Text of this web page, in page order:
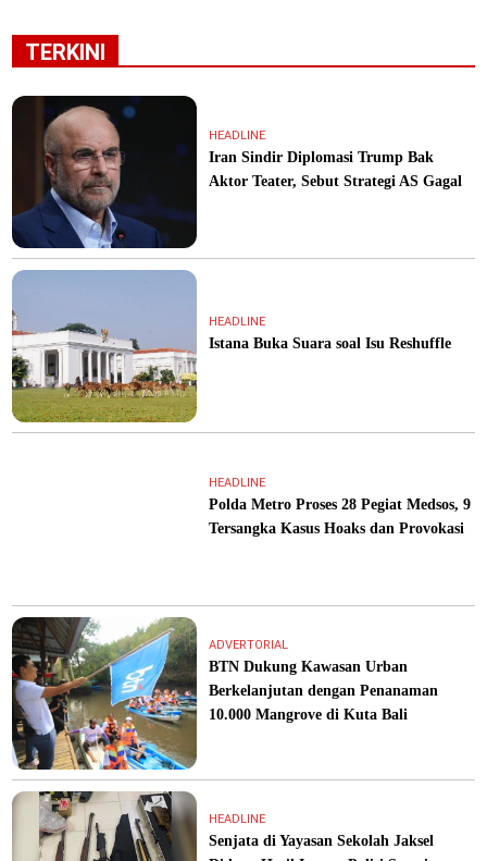
TERKINI
HEADLINE
Iran Sindir Diplomasi Trump Bak
Aktor Teater, Sebut Strategi AS Gagal
HEADLINE
Istana Buka Suara soal Isu Reshuffle
HEADLINE
Polda Metro Proses 28 Pegiat Medsos, 9
Tersangka Kasus Hoaks dan Provokasi
ADVERTORIAL
BTN Dukung Kawasan Urban
Berkelanjutan dengan Penanaman
10.000 Mangrove di Kuta Bali
HEADLINE
Senjata di Yayasan Sekolah Jaksel